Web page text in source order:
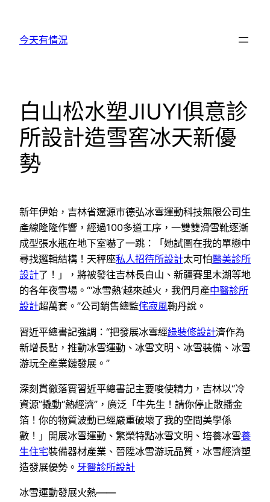
今天有情況
白山松水塑JIUYI俱意診
所設計造雪窖冰天新優
勢
新年伊始，吉林省遼源市德弘冰雪運動科技無限公司生
產線隆隆作響，經過100多道工序，一雙雙滑雪靴逐漸
成型張水瓶在地下室嚇了一跳：「她試圖在我的單戀中
尋找邏輯結構！天秤座私人招待所設計太可怕醫美診所
設計了！」，將被發往吉林長白山、新疆賽里木湖等地
的各年夜雪場。“‘冰雪熱’越來越火，我們月產中醫診所
設計超萬套。”公司銷售總監侘寂風鞠丹說。
習近平總書記強調：“把發展冰雪經綠裝修設計濟作為
新增長點，推動冰雪運動、冰雪文明、冰雪裝備、冰雪
游玩全產業鏈發展。”
深刻貫徹落實習近平總書記主要唆使精力，吉林以“冷
資源”撬動“熱經濟”，廣泛「牛先生！請你停止散播金
箔！你的物質波動已經嚴重破壞了我的空間美學係
數！」開展冰雪運動、繁榮特點冰雪文明、培養冰雪養
生住宅裝備器材產業、晉陞冰雪游玩品質，冰雪經濟塑
造發展優勢。 牙醫診所設計
冰雪運動發展火熱——